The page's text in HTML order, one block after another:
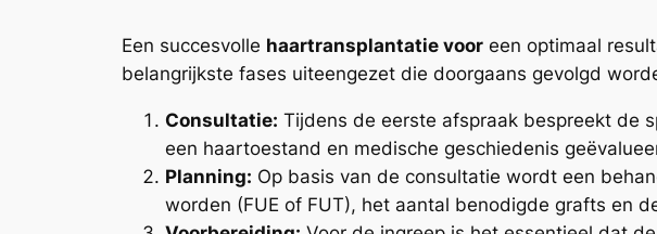
Een succesvolle haartransplantatie voor een optimaal
belangrijkste fases uiteengezet die doorgaans gevolgd
Consultatie: Tijdens de eerste afspraak bespreekt de
een haartoestand en medische geschiedenis
Planning: Op basis van de consultatie wordt een
worden (FUE of FUT), het aantal benodigde grafts en